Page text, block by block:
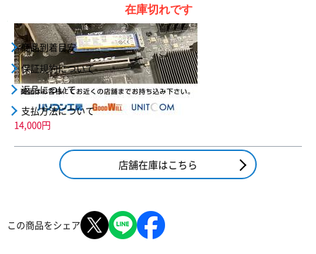
14,000円
在庫切れです
商品到着目安
保証規約について
返品について
支払方法について
店舗在庫はこちら
この商品をシェア